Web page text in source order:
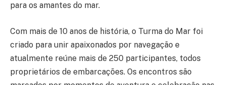
para os amantes do mar.
Com mais de 10 anos de história, o Turma do Mar foi
criado para unir apaixonados por navegação e
atualmente reúne mais de 250 participantes, todos
proprietários de embarcações. Os encontros são